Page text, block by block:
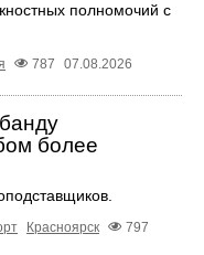
полномочий с
787 07.08.2026
более
Красноярск
797